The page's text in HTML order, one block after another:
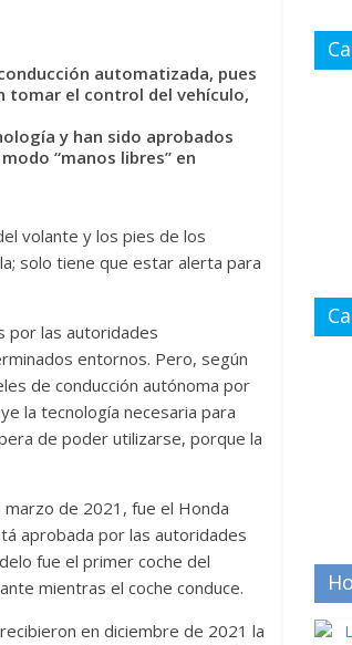
automatizada, pues
tomar el control del vehículo,
y han sido aprobados
“manos libres” en
volante y los pies de los
solo tiene que estar alerta para
por las autoridades
entornos. Pero, según
de conducción autónoma por
la tecnología necesaria para
de poder utilizarse, porque la
marzo de 2021, fue el Honda
aprobada por las autoridades
fue el primer coche del
mientras el coche conduce.
en diciembre de 2021 la